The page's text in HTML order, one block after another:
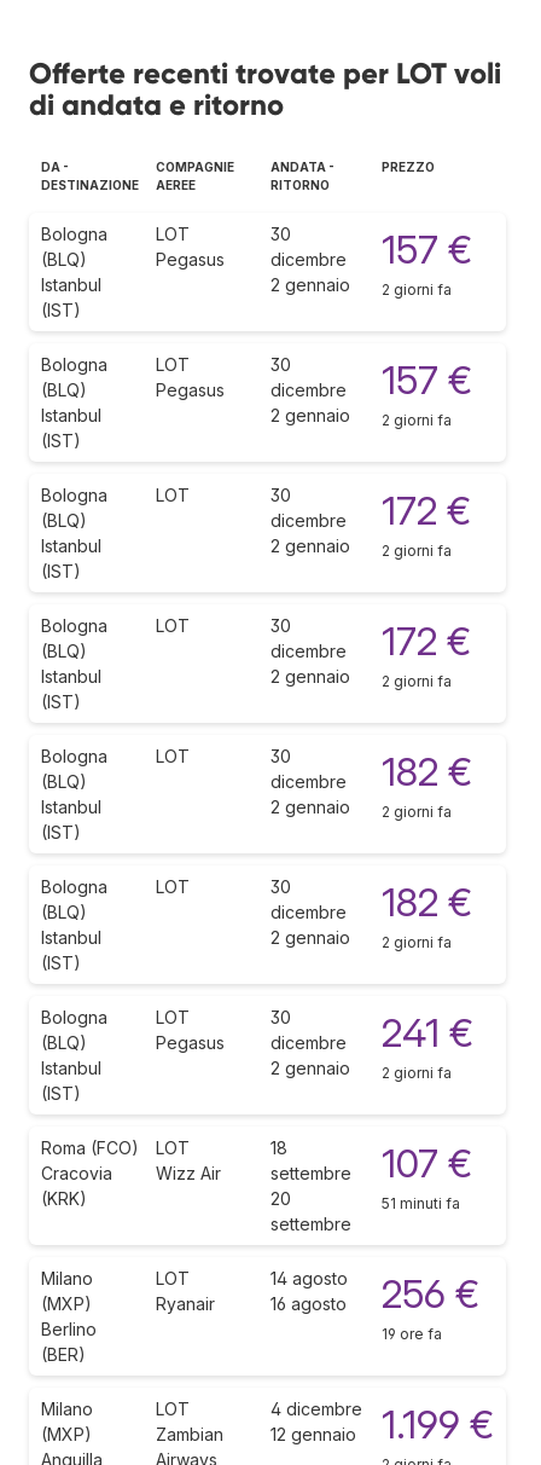
Offerte recenti trovate per LOT voli
di andata e ritorno
DA -
DESTINAZIONE
COMPAGNIE
AEREE
ANDATA -
RITORNO
PREZZO
Bologna
(BLQ)
Istanbul
(IST)
LOT
Pegasus
30
dicembre
2 gennaio
157 €
2 giorni fa
Bologna
(BLQ)
Istanbul
(IST)
LOT
Pegasus
30
dicembre
2 gennaio
157 €
2 giorni fa
Bologna
(BLQ)
Istanbul
(IST)
LOT
30
dicembre
2 gennaio
172 €
2 giorni fa
Bologna
(BLQ)
Istanbul
(IST)
LOT
30
dicembre
2 gennaio
172 €
2 giorni fa
Bologna
(BLQ)
Istanbul
(IST)
LOT
30
dicembre
2 gennaio
182 €
2 giorni fa
Bologna
(BLQ)
Istanbul
(IST)
LOT
30
dicembre
2 gennaio
182 €
2 giorni fa
Bologna
(BLQ)
Istanbul
(IST)
LOT
Pegasus
30
dicembre
2 gennaio
241 €
2 giorni fa
Roma (FCO)
Cracovia
(KRK)
LOT
Wizz Air
18
settembre
20
settembre
107 €
51 minuti fa
Milano
(MXP)
Berlino
(BER)
LOT
Ryanair
14 agosto
16 agosto
256 €
19 ore fa
Milano
(MXP)
Anguilla
LOT
Zambian
Airways
4 dicembre
12 gennaio
1.199 €